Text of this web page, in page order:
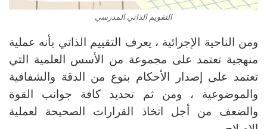
التقويم الذاتي المدرسي
ومن الناحية الإجرائية ، يعرف التقييم الذاتي بأنه عملية
منهجية تعتمد على مجموعة من الأسس العلمية التي
تعتمد على إصدار الأحكام بنوع من الدقة والشفافية
والموضوعية ، ومن ثم تحديد كافة جوانب القوة
والضعف من أجل اتخاذ القرارات الصحيحة لعملية